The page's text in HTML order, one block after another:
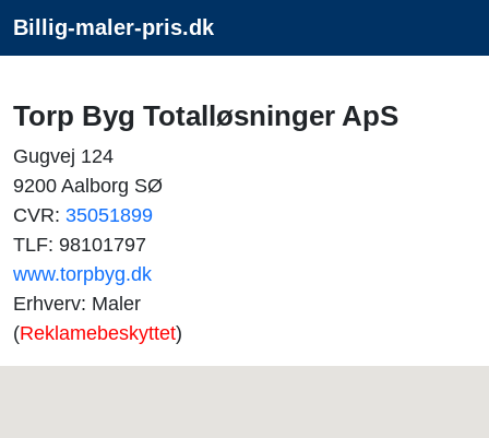
Billig-maler-pris.dk
Torp Byg Totalløsninger ApS
Gugvej 124
9200 Aalborg SØ
CVR: 35051899
TLF: 98101797
www.torpbyg.dk
Erhverv: Maler
(Reklamebeskyttet)